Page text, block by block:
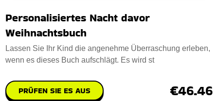
Personalisiertes Nacht davor
Weihnachtsbuch
Lassen Sie Ihr Kind die angenehme Überraschung erleben,
wenn es dieses Buch aufschlägt. Es wird st
PRÜFEN SIE ES AUS €46.46